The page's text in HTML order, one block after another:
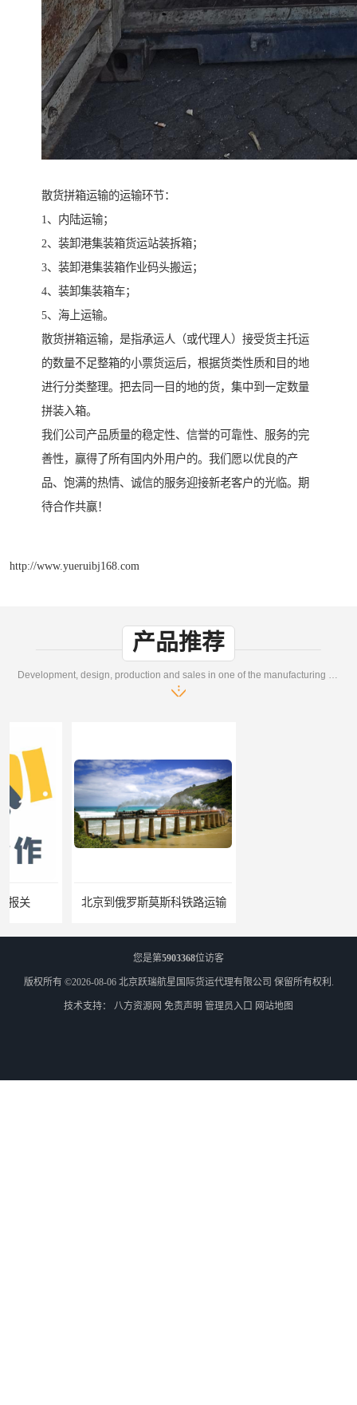
散货拼箱运输的运输环节：
1、内陆运输；
2、装卸港集装箱货运站装拆箱；
3、装卸港集装箱作业码头搬运；
4、装卸集装箱车；
5、海上运输。
散货拼箱运输，是指承运人（或代理人）接受货主托运
的数量不足整箱的小票货运后，根据货类性质和目的地
进行分类整理。把去同一目的地的货，集中到一定数量
拼装入箱。
我们公司产品质量的稳定性、信誉的可靠性、服务的完
善性，赢得了所有国内外用户的。我们愿以优良的产
品、饱满的热情、诚信的服务迎接新老客户的光临。期
待合作共赢！
http://www.yueruibj168.com
产品推荐
Development, design, production and sales in one of the manufacturing enterprises
北京到俄罗斯莫斯科铁路运输 天津到莫斯科铁路运输
您是第5903368位访客
版权所有 ©2026-08-06 北京跃瑞航星国际货运代理有限公司 保留所有权利.
技术支持： 八方资源网 免责声明 管理员入口 网站地图